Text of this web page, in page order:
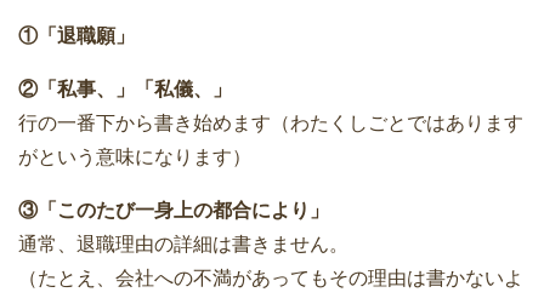
①「退職願」
②「私事、」「私儀、」
行の一番下から書き始めます（わたくしごとではあります
がという意味になります）
③「このたび一身上の都合により」
通常、退職理由の詳細は書きません。
（たとえ、会社への不満があってもその理由は書かないよ